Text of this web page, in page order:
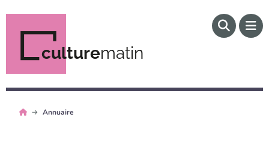
culturematin
Annuaire